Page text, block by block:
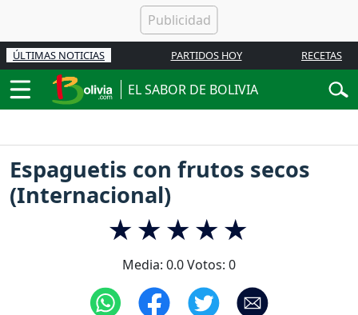
ÚLTIMAS NOTICIAS PARTIDOS HOY RECETAS
EL SABOR DE BOLIVIA
Espaguetis con frutos secos
(Internacional)
Media: 0.0Votos: 0